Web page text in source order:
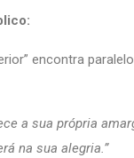
encontra
a sua própria
na sua alegria.”